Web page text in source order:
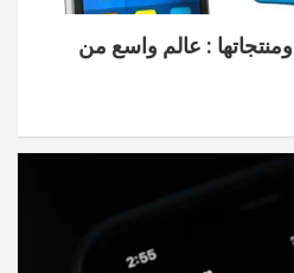
: عالم واسع من